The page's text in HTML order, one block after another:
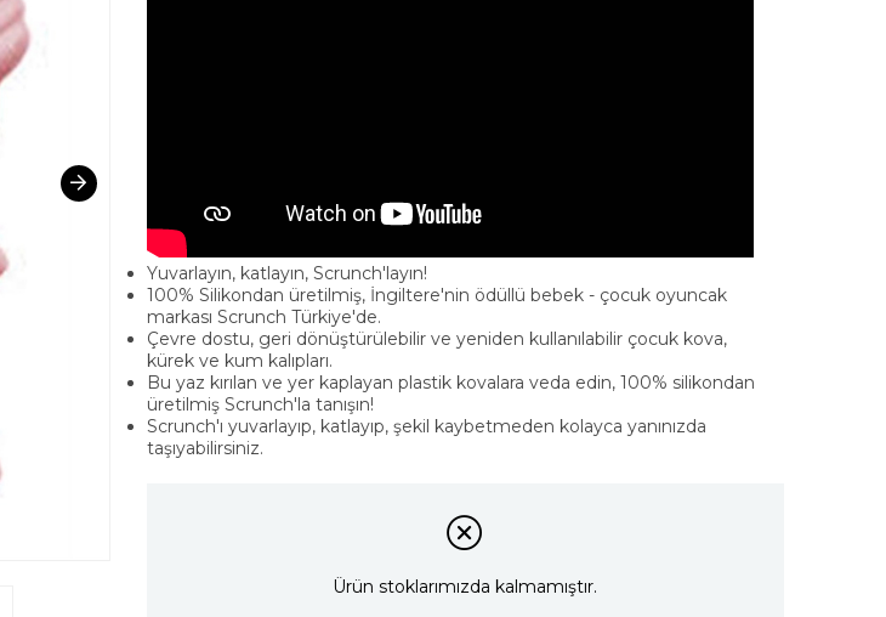
Yuvarlayın, katlayın, Scrunch'layın!
100% Silikondan üretilmiş, İngiltere'nin ödüllü bebek - çocuk oyuncak
markası Scrunch Türkiye'de.
Çevre dostu, geri dönüştürülebilir ve yeniden kullanılabilir çocuk kova,
kürek ve kum kalıpları.
Bu yaz kırılan ve yer kaplayan plastik kovalara veda edin, 100% silikondan
üretilmiş Scrunch'la tanışın!
Scrunch'ı yuvarlayıp, katlayıp, şekil kaybetmeden kolayca yanınızda
taşıyabilirsiniz.
Ürün stoklarımızda kalmamıştır.